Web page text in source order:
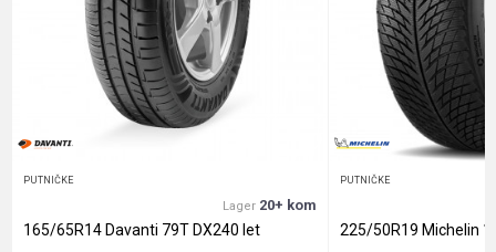
Anti-spam zaštita - izračunajte koliko je 2 + 3 :
PUTNIČKE
Lager 20+ kom
165/65R14 Davanti 79T DX240 let
PUTNIČKE
225/50R19 Michelin